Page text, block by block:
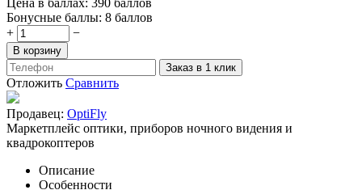
Цена в баллах: 390 баллов
Бонусные баллы: 8 баллов
+
−
В корзину
Заказ в 1 клик
Отложить Сравнить
Продавец: OptiFly
Маркетплейс оптики, приборов ночного видения и
квадрокоптеров
Описание
Особенности